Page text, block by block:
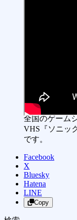
全国のゲーム
VHS『ソニッ
です。
Facebook
X
Bluesky
Hatena
LINE
Copy